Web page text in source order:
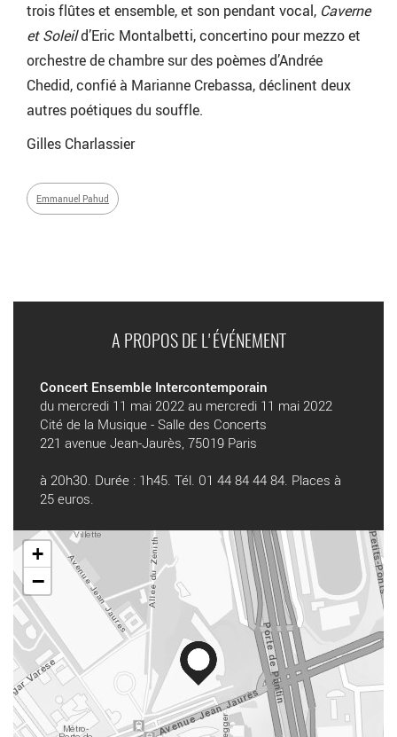
trois flûtes et ensemble, et son pendant vocal, Caverne
et Soleild’Eric Montalbetti, concertino pour mezzo et
orchestre de chambre sur des poèmes d’Andrée
Chedid, confié à Marianne Crebassa, déclinent deux
autres poétiques du souffle.
Gilles Charlassier
Emmanuel Pahud
A PROPOS DE L'ÉVÉNEMENT
Concert Ensemble Intercontemporain
du mercredi 11 mai 2022 au mercredi 11 mai 2022
Cité de la Musique - Salle des Concerts
221 avenue Jean-Jaurès, 75019 Paris
à 20h30. Durée : 1h45. Tél. 01 44 84 44 84. Places à
25 euros.
+
−